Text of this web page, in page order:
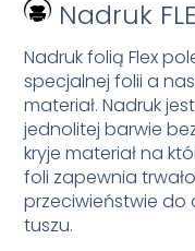
Nadruk
Nadruk folią Flex
specjalnej folii a
materiał. Nadruk
jednolitej barwie
kryje materiał na
foli zapewnia
przeciwieństwie do
tuszu.